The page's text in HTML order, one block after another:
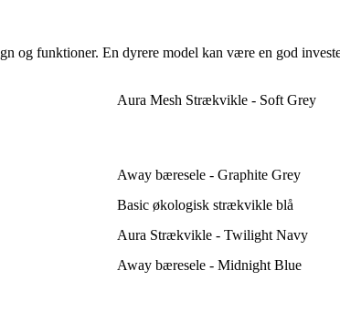
og funktioner. En dyrere model kan være en god
Aura Mesh Strækvikle - Soft Grey
Away bæresele - Graphite Grey
Basic økologisk strækvikle blå
Aura Strækvikle - Twilight Navy
Away bæresele - Midnight Blue